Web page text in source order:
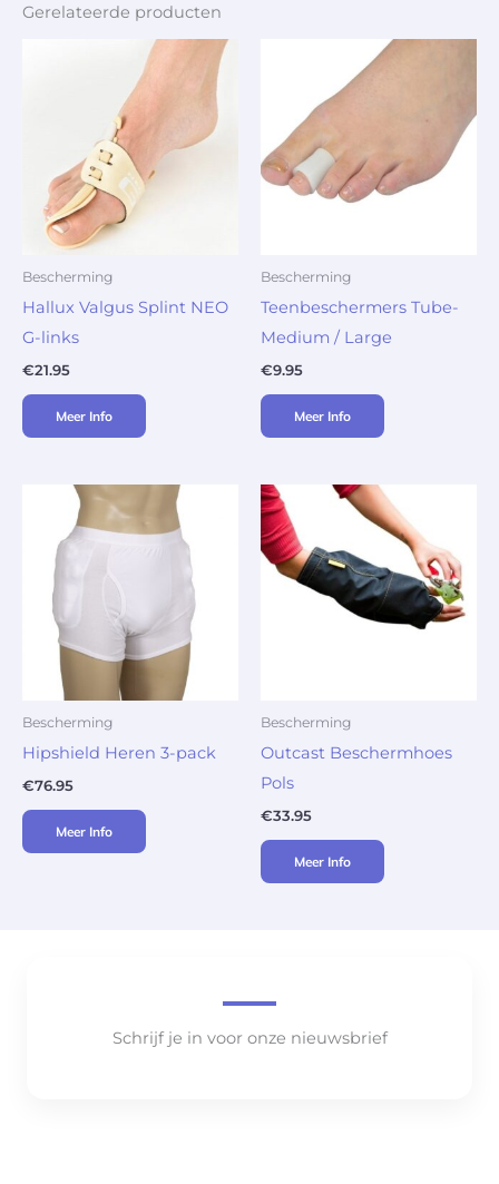
Gerelateerde producten
Bescherming
Hallux Valgus Splint NEO
G-links
€21.95
Meer Info
Bescherming
Teenbeschermers Tube-
Medium / Large
€9.95
Meer Info
Bescherming
Hipshield Heren 3-pack
€76.95
Meer Info
Bescherming
Outcast Beschermhoes
Pols
€33.95
Meer Info
Schrijf je in voor onze nieuwsbrief